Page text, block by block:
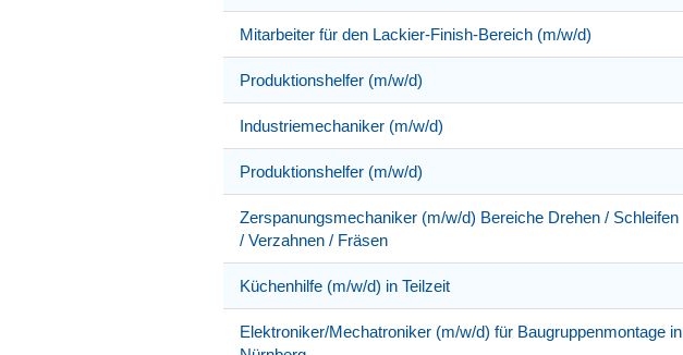
Mitarbeiter für den Lackier-Finish-Bereich (m/w/d)
Produktionshelfer (m/w/d)
Industriemechaniker (m/w/d)
Produktionshelfer (m/w/d)
Zerspanungsmechaniker (m/w/d) Bereiche Drehen / Schleifen
/ Verzahnen / Fräsen
Küchenhilfe (m/w/d) in Teilzeit
Elektroniker/Mechatroniker (m/w/d) für Baugruppenmontage in